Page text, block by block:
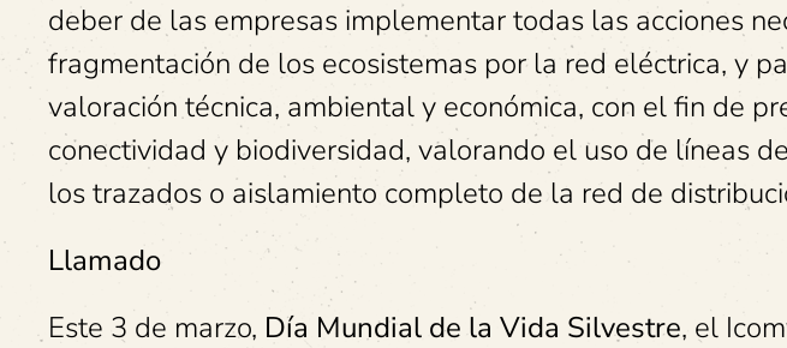
deber de las empresas implementar todas las acciones
fragmentación de los ecosistemas por la red eléctrica, y
valoración técnica, ambiental y económica, con el fin de
conectividad y biodiversidad, valorando el uso de líneas
los trazados o aislamiento completo de la red de
Llamado
Este 3 de marzo, Día Mundial de la Vida Silvestre, el